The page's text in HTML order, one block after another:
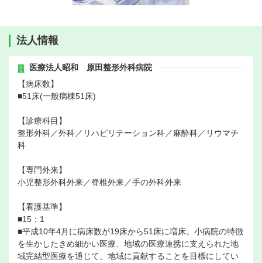
法人情報
医療法人昭和 原田整形外科病院
【病床数】
■51床(一般病棟51床)
【診療科目】
整形外科／外科／リハビリテーション科／麻酔科／リウマチ
科
【専門外来】
小児整形外科外来／脊椎外来／手の外科外来
【看護基準】
■15：1
■平成10年4月に病床数が19床から51床に増床。小病院の特徴
を生かしたきめ細かい医療、地域の医療連携に支えられた地
域完結型医療を通じて、地域に貢献することを目標にしてい